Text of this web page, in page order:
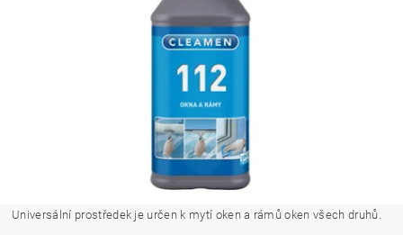
Universální prostředek je určen k mytí oken a rámů oken všech druhů.